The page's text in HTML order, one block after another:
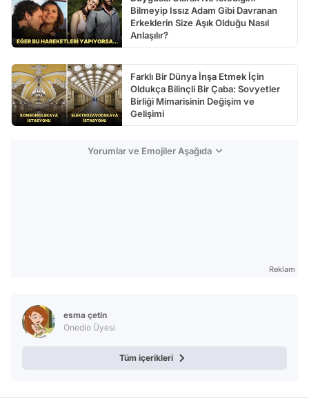
Bilmeyip Issız Adam Gibi Davranan
Erkeklerin Size Aşık Olduğu Nasıl
Anlaşılır?
Farklı Bir Dünya İnşa Etmek İçin
Oldukça Bilinçli Bir Çaba: Sovyetler
Birliği Mimarisinin Değişim ve
Gelişimi
Yorumlar ve Emojiler Aşağıda
Reklam
esma çetin
Onedio Üyesi
Tüm içerikleri